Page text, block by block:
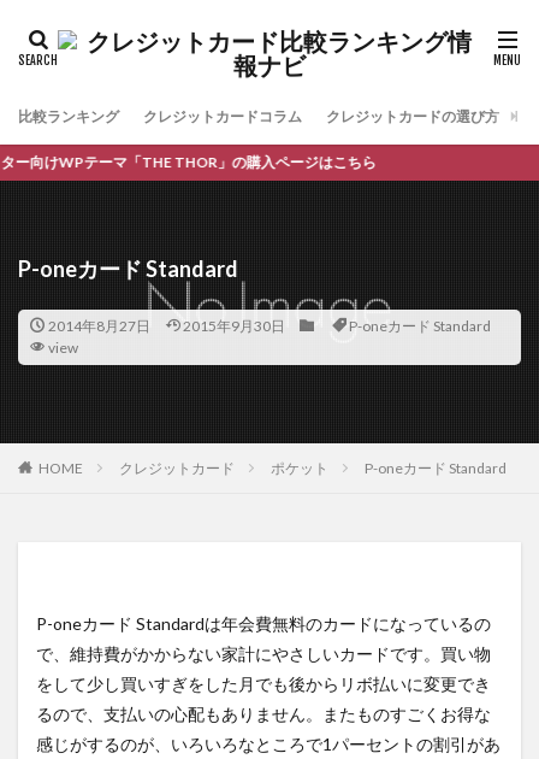
比較ランキング クレジットカードコラム クレジットカードの選び方
けWPテーマ「THE THOR」の購入ページはこちら
P-oneカード Standard
2014年8月27日 2015年9月30日
P-oneカード Standard
view
HOME クレジットカード ポケット P-oneカード Standard
P-oneカード Standardは年会費無料のカードになっているの
で、維持費がかからない家計にやさしいカードです。買い物
をして少し買いすぎをした月でも後からリボ払いに変更でき
るので、支払いの心配もありません。またものすごくお得な
感じがするのが、いろいろなところで1パーセントの割引があ